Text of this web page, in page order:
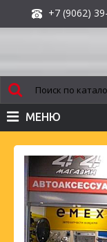
+7 (9062)
МЕНЮ